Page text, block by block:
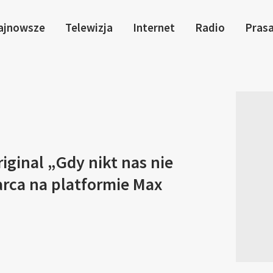
Telewizja Internet Radio
„Gdy nikt nas nie
na platformie Max